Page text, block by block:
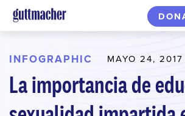
Skip
to
content
INFOGRAPHIC MAYO 24, 2017
La importancia de